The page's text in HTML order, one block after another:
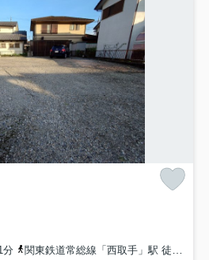
分 関東鉄道常総線「西取手」駅 徒歩41分